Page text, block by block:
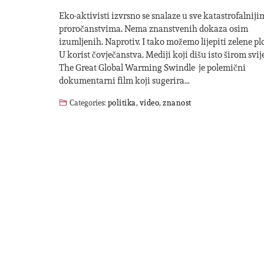
Eko-aktivisti izvrsno se snalaze u sve
proročanstvima. Nema znanstvenih dokaza osim
izumljenih. Naprotiv. I tako možemo lijepiti zelene
U korist čovječanstva. Mediji koji dišu isto širom
The Great Global Warming Swindle je polemični
dokumentarni film koji sugerira…
Categories:politika,video,znanost